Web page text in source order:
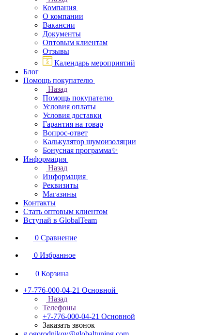
Компания
О компании
Вакансии
Документы
Оптовым клиентам
Отзывы
Календарь мероприятий
Блог
Помощь покупателю
Назад
Помощь покупателю
Условия оплаты
Условия доставки
Гарантия на товар
Вопрос-ответ
Калькулятор шумоизоляции
Бонусная программа✨
Информация
Назад
Информация
Реквизиты
Магазины
Контакты
Стать оптовым клиентом
Вступай в GlobalTeam
0 Сравнение
0 Избранное
0 Корзина
+7-776-000-04-21 Основной
Назад
Телефоны
+7-776-000-04-21 Основной
Заказать звонок